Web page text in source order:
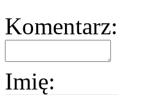
Komentarz:
Imię: